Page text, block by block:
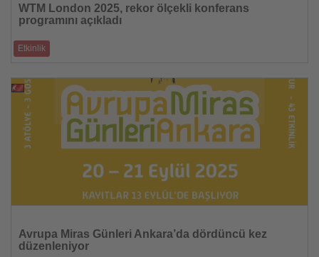
WTM London 2025, rekor ölçekli konferans
programını açıkladı
Etkinlik
fazla otur
02.09.2025
Avrupa Miras Günleri Ankara’da dördüncü kez
düzenleniyor